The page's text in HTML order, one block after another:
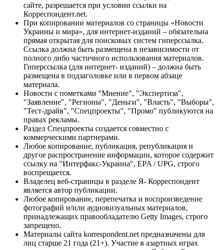
сайте, разрешается при условии ссылки на
Корреспондент.net.
При копировании материалов со страницы «Новости
Украины и мира», для интернет-изданий – обязательна
прямая открытая для поисковых систем гиперссылка.
Ссылка должна быть размещена в независимости от
полного либо частичного использования материалов.
Гиперссылка (для интернет- изданий) – должна быть
размещена в подзаголовке или в первом абзаце
материала.
Новости с пометками "Мнение", "Экспертиза",
"Заявление", "Регионы", "Деньги", "Власть", "Выборы",
"Тест-драйв", "Спецпроекты", "Промо" публикуются на
правах рекламы.
Раздел Спецпроекты создается совместно с
коммерческими партнерами.
Любое копирование, публикация, републикация и
другое распространение информации, которое содержит
ссылку на "Интерфакс-Украина", EPA / UPG, строго
воспрещается.
Владелец веб-страницы в разделе Я- Корреспондент
является автор публикации.
Любое копирование, перепечатка и воспроизведение
фотографий и/или аудиовизуальных материалов,
принадлежащих правообладателю Getty Images, строго
запрещено.
Материалы сайта korrespondent.net предназначены для
лиц старше 21 года (21+). Участие в азартных играх